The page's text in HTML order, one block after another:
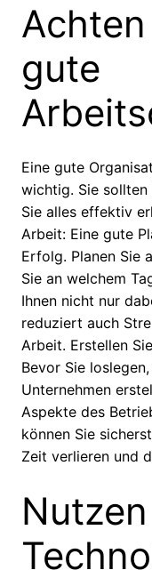
gute
Eine gute
wichtig. Sie sollten
Sie alles effektiv
Arbeit: Eine gute
Erfolg. Planen Sie
Sie an welchem
Ihnen nicht nur
reduziert auch
Arbeit. Erstellen
Bevor Sie
Unternehmen
Aspekte des
können Sie
Zeit verlieren und